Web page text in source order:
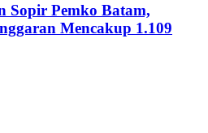
Sopir Pemko Batam,
Mencakup 1.109